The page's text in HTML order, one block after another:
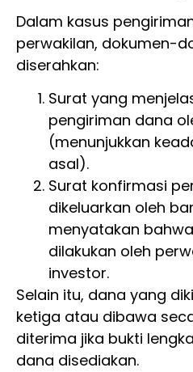
Dalam kasus
perwakilan, dokumen-
diserahkan:
Surat yang
pengiriman dana
(menunjukkan
asal).
Surat konfirmasi
dikeluarkan oleh
menyatakan
dilakukan oleh
investor.
Selain itu, dana yang
ketiga atau dibawa
diterima jika bukti
dana disediakan.